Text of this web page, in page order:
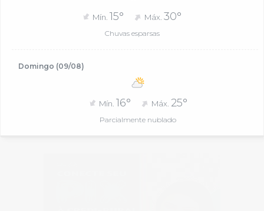
Mín. 15° Máx. 30°
Chuvas esparsas
Domingo (09/08)
Mín. 16° Máx. 25°
Parcialmente nublado